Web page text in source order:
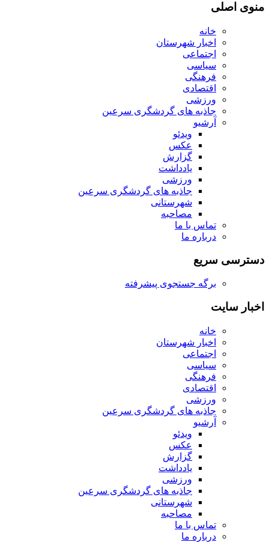
منوی اصلی
خانه
اخبار شهرستان
اجتماعی
سیاسی
فرهنگی
اقتصادی
ورزشی
جاذبه های گردشگری سرعین
آرشیو
ویدئو
عکس
گزارش
یادداشت
ورزشی
جاذبه های گردشگری سرعین
شهرستانی
مصاحبه
تماس با ما
درباره ما
دسترسی سریع
برگه جستجوی پیشرفته
اخبار سایت
خانه
اخبار شهرستان
اجتماعی
سیاسی
فرهنگی
اقتصادی
ورزشی
جاذبه های گردشگری سرعین
آرشیو
ویدئو
عکس
گزارش
یادداشت
ورزشی
جاذبه های گردشگری سرعین
شهرستانی
مصاحبه
تماس با ما
درباره ما